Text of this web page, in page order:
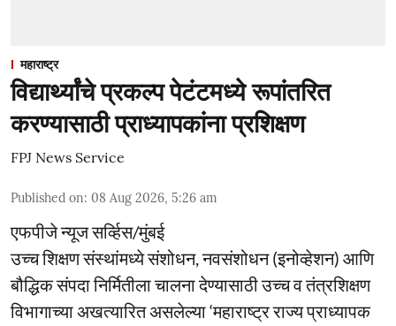
महाराष्ट्र
विद्यार्थ्यांचे प्रकल्प पेटंटमध्ये रूपांतरित
करण्यासाठी प्राध्यापकांना प्रशिक्षण
FPJ News Service
Published on: 08 Aug 2026, 5:26 am
एफपीजे न्यूज सर्व्हिस/मुंबई
उच्च शिक्षण संस्थांमध्ये संशोधन, नवसंशोधन (इनोव्हेशन) आणि
बौद्धिक संपदा निर्मितीला चालना देण्यासाठी उच्च व तंत्रशिक्षण
विभागाच्या अखत्यारित असलेल्या ‘महाराष्ट्र राज्य प्राध्यापक